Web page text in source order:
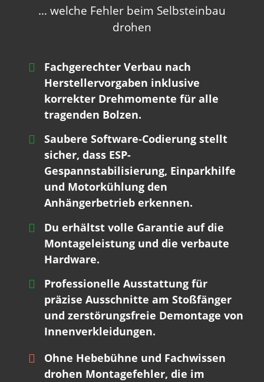
… welche Fehler beim Selbsteinbau
drohen
Fachgerechter Verbau nach
Herstellervorgaben inklusive
korrekter Drehmomente für alle
tragenden Bolzen.
Saubere Software-Codierung stellt
sicher, dass ESP-
Gespannstabilisierung, Einparkhilfe
und Motorkühlung den
Anhängerbetrieb erkennen.
Du erhältst volle Garantie auf die
Montageleistung und die verbaute
Hardware.
Professionelle Ausstattung für
präzise Ausschnitte am Stoßfänger
und zerstörungsfreie Demontage von
Innenverkleidungen.
Ohne Hebebühne und Fachwissen
drohen Montagefehler, die im